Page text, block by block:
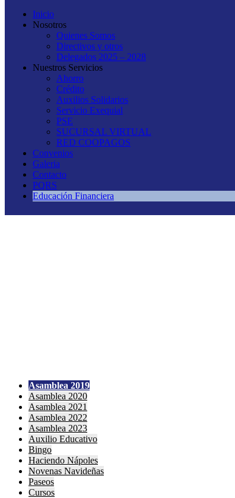
Inicio
Nosotros
Quienes Somos
Directivos y otros
Delegados 2025 – 2028
Nuestros Servicios
Ahorro
Crédito
Auxilios Solidarios
Servicio Exequial
PSE
SUCURSAL VIRTUAL
RED COOPAGOS
Convenios
Galeria
Contacto
PQRS
Educación Financiera
Asamblea 2019
Asamblea 2020
Asamblea 2021
Asamblea 2022
Asamblea 2023
Auxilio Educativo
Bingo
Haciendo Nápoles
Novenas Navideñas
Paseos
Cursos